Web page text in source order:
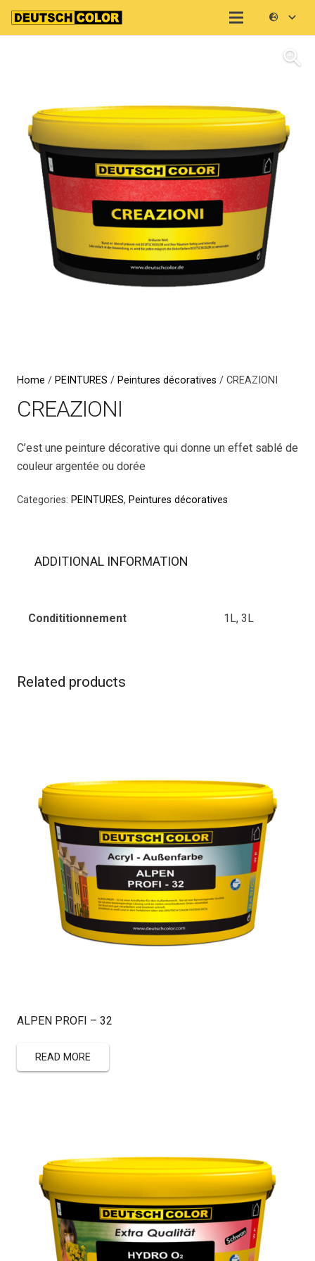
Home / PEINTURES / Peintures décoratives / CREAZIONI
CREAZIONI
C’est une peinture décorative qui donne un effet sablé de
couleur argentée ou dorée
Categories: PEINTURES, Peintures décoratives
ADDITIONAL INFORMATION
Condititionnement 1L, 3L
Related products
ALPEN PROFI – 32
READ MORE